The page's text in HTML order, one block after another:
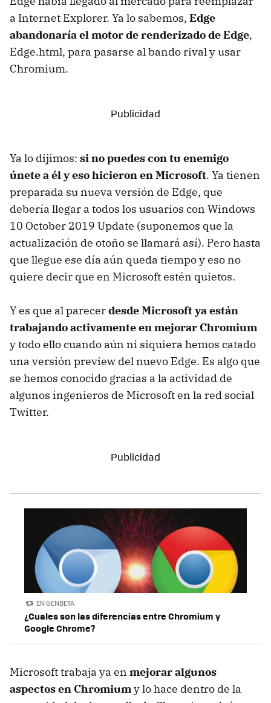
a Internet Explorer. Ya lo sabemos, Edge
abandonaría el motor de renderizado de Edge,
Edge.html, para pasarse al bando rival y usar
Chromium.
Ya lo dijimos: si no puedes con tu enemigo
únete a él y eso hicieron en Microsoft. Ya tienen
preparada su nueva versión de Edge, que
debería llegar a todos los usuarios con Windows
10 October 2019 Update (suponemos que la
actualización de otoño se llamará así). Pero hasta
que llegue ese día aún queda tiempo y eso no
quiere decir que en Microsoft estén quietos.
Y es que al parecerdesde Microsoft ya están
trabajando activamente en mejorar Chromium
y todo ello cuando aún ni siquiera hemos catado
una versión preview del nuevo Edge. Es algo que
se hemos conocido gracias a la actividad de
algunos ingenieros de Microsoft en la red social
Twitter.
EN GENBETA
¿Cuales son las diferencias entre Chromium y
Google Chrome?
Microsoft trabaja ya en mejorar algunos
aspectos en Chromiumy lo hace dentro de la